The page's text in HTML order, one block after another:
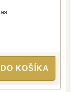
KOŠÍKA